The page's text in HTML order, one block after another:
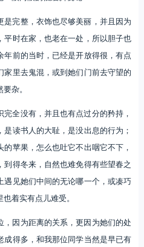
完整，衣饰也尽够美丽，并且因为
时在家，也老在一处，所以胆子也
前的当时，已经是开放得很，有点
里去鬼混，或到她们门前去守望的
杂。
全没有，并且也有点过分的矜持，
读书人的大耻，是没出息的行为；
苹果，怎么也吐它不出咽它不下，
得冬来，自然也难免得有些望春之
见她们中间的无论哪一个，或凑巧
着实有点儿难受。
因为距离的关系，更因为她们的处
得多，和我那位同学当然是早已有